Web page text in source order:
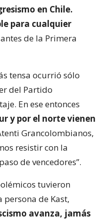
en Chile.
para cualquier
de la Primera
tensa ocurrió sólo
del Partido
En ese entonces
y por el norte vienen
Grancolombianos,
resistir con la
de vencedores”.
tuvieron
de Kast,
avanza, jamás